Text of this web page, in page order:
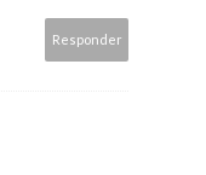
Responder